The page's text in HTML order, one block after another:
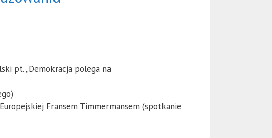
pt. „Demokracja polega na
Fransem Timmermansem (spotkanie